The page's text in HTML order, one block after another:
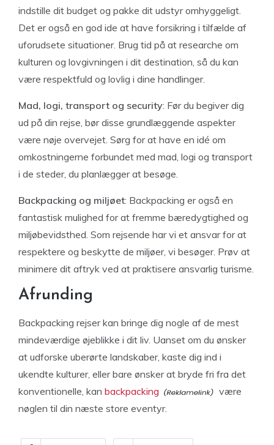
indstille dit budget og pakke dit udstyr omhyggeligt.
Det er også en god ide at have forsikring i tilfælde af
uforudsete situationer. Brug tid på at researche om
kulturen og lovgivningen i dit destination, så du kan
være respektfuld og lovlig i dine handlinger.
Mad, logi, transport og security: Før du begiver dig
ud på din rejse, bør disse grundlæggende aspekter
være nøje overvejet. Sørg for at have en idé om
omkostningerne forbundet med mad, logi og transport
i de steder, du planlægger at besøge.
Backpacking og miljøet: Backpacking er også en
fantastisk mulighed for at fremme bæredygtighed og
miljøbevidsthed. Som rejsende har vi et ansvar for at
respektere og beskytte de miljøer, vi besøger. Prøv at
minimere dit aftryk ved at praktisere ansvarlig turisme.
Afrunding
Backpacking rejser kan bringe dig nogle af de mest
mindeværdige øjeblikke i dit liv. Uanset om du ønsker
at udforske uberørte landskaber, kaste dig ind i
ukendte kulturer, eller bare ønsker at bryde fri fra det
konventionelle, kan backpacking
være
nøglen til din næste store eventyr.